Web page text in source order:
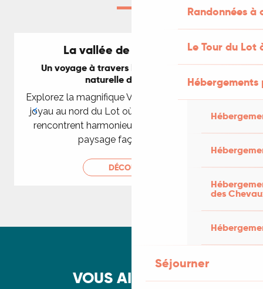
Randonnées
Le Tour du Lot
des
Séjourner
La vallée de la Dordogne
Un voyage à travers l'histoire et la beauté
naturelle de la rivière
Explorez la magnifique Vallée de la Dordogne, un
joyau au nord du Lot où l’histoire et la nature se
rencontrent harmonieusement. Découvrez un
paysage façonné par la...
DÉCOUVRIR
VOUS AIMEREZ...